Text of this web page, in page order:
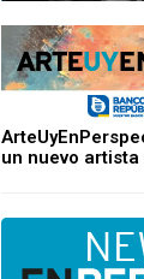
un nuevo